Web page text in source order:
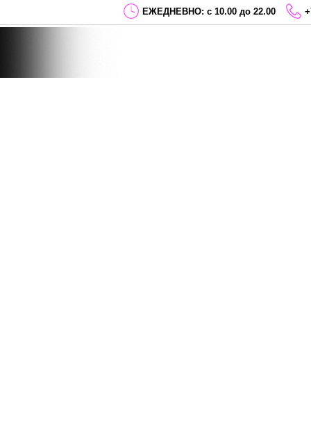
ЕЖЕДНЕВНО: с 10.00 до 22.00